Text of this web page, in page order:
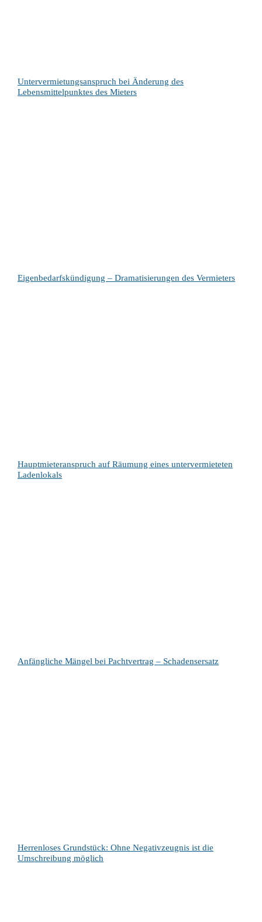
Untervermietungsanspruch bei Änderung des
Lebensmittelpunktes des Mieters
Eigenbedarfskündigung – Dramatisierungen des Vermieters
Hauptmieteranspruch auf Räumung eines untervermieteten
Ladenlokals
Anfängliche Mängel bei Pachtvertrag – Schadensersatz
Herrenloses Grundstück: Ohne Negativzeugnis ist die
Umschreibung möglich